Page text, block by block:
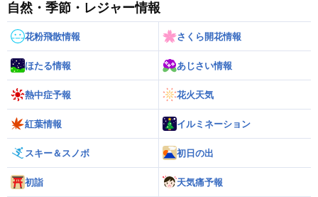
自然・季節・レジャー情報
花粉飛散情報 さくら開花情報
ほたる情報 あじさい情報
熱中症予報 花火天気
紅葉情報 イルミネーション
スキー＆スノボ 初日の出
初詣 天気痛予報